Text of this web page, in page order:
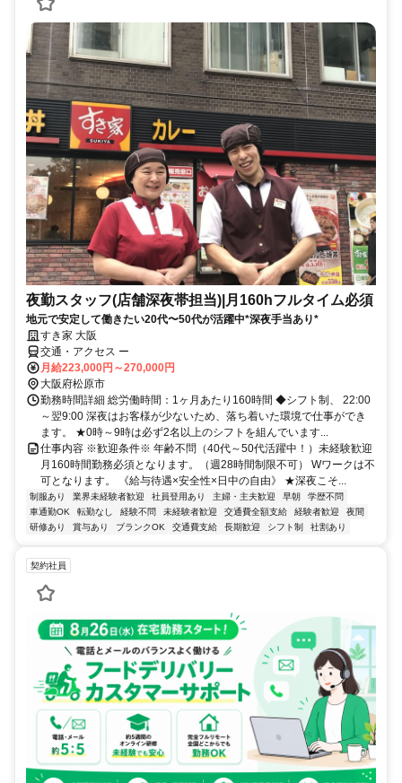
夜勤スタッフ(店舗深夜帯担当)|月160hフルタイム必須
地元で安定して働きたい20代〜50代が活躍中*深夜手当あり*
すき家 大阪
交通・アクセス ー
月給223,000円～270,000円
大阪府松原市
勤務時間詳細 総労働時間：1ヶ月あたり160時間 ◆シフト制、 22:00
～翌9:00 深夜はお客様が少ないため、落ち着いた環境で仕事ができ
ます。 ★0時～9時は必ず2名以上のシフトを組んでいます...
仕事内容 ※歓迎条件※ 年齢不問（40代～50代活躍中！）未経験歓迎
月160時間勤務必須となります。（週28時間制限不可） Wワークは不
可となります。 《給与待遇×安全性×日中の自由》 ★深夜こそ...
制服あり 業界未経験者歓迎 社員登用あり 主婦・主夫歓迎 早朝
学歴不問
車通勤OK
転勤なし 経験不問 未経験者歓迎 交通費全額支給 経験者歓迎
夜間
研修あり
賞与あり ブランクOK 交通費支給 長期歓迎 シフト制 社割あり
契約社員